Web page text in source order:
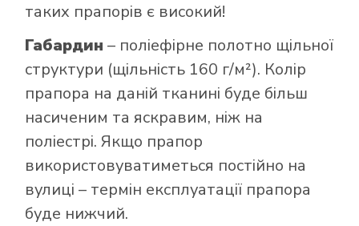
таких прапорів є високий!
Габардин – поліефірне полотно щільної
структури (щільність 160 г/м²). Колір
прапора на даній тканині буде більш
насиченим та яскравим, ніж на
поліестрі. Якщо прапор
використовуватиметься постійно на
вулиці – термін експлуатації прапора
буде нижчий.